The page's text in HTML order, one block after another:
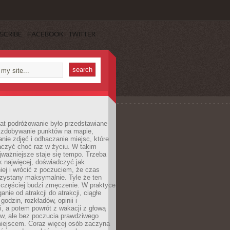
FACEBOOK TWITTER
podróżowanie było przedstawiane
punktów na mapie,
zdjęć i odhaczanie miejsc, które
choć raz w życiu. W takim
staje się tempo. Trzeba
najwięcej, doświadczyć jak
i wrócić z poczuciem, że czas
maksymalnie. Tyle że ten
budzi zmęczenie. W praktyce
od atrakcji do atrakcji, ciągłe
rozkładów, opinii i
a potem powrót z wakacji z głową
ale bez poczucia prawdziwego
Coraz więcej osób zaczyna